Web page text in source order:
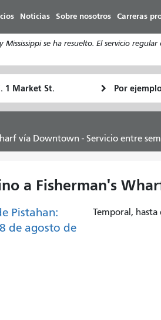
al
contenido
principal
Noticias Sobre nosotros Carreras
se ha resuelto. El servicio
vía Downtown - Servicio entre
a Fisherman's
Pistahan:
de agosto de
Temporal, hasta